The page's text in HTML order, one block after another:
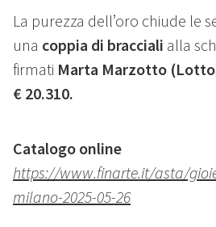
La purezza dell’oro chiude le
una coppia di bracciali alla
firmati Marta Marzotto (Lotto
€ 20.310.
Catalogo online
https://www.finarte.it/asta/
milano-2025-05-26